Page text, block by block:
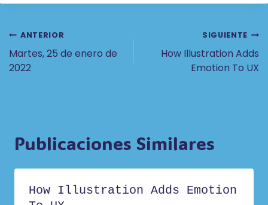
Navegación
De
ANTERIOR
Martes, 25 de enero de
2022
SIGUIENTE
How Illustration Adds
Emotion To UX
Publicaciones Similares
How Illustration Adds Emotion